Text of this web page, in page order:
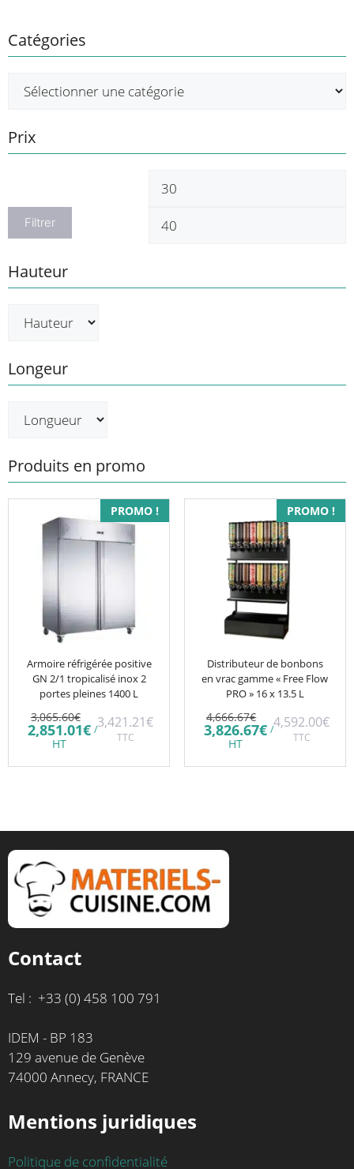
Catégories
Prix
Prix
Filtrer
Hauteur
Longeur
Produits en promo
PROMO !
Armoire réfrigérée positive
GN 2/1 tropicalisé inox 2
portes pleines 1400 L
3,065.60€ Le
prix
initial
3,065.60€.
2,851.01€Le
est :
HT
/3,421.21€
TTC
PROMO !
Distributeur de bonbons
en vrac gamme « Free Flow
PRO » 16 x 13.5 L
4,666.67€ Le
prix
initial
4,666.67€.
3,826.67€Le
est :
HT
/4,592.00€
TTC
Contact
Tel : +33 (0) 458 100 791
IDEM - BP 183
129 avenue de Genève
74000 Annecy, FRANCE
Mentions juridiques
Politique de confidentialité